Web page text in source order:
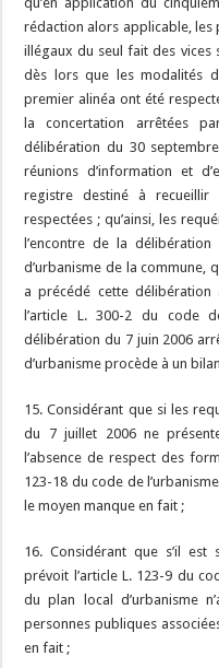
rédaction alors applicable, les
illégaux du seul fait des vices
dès lors que les modalités
premier alinéa ont été
la concertation arrêtées
délibération du 30
réunions d’information et
registre destiné à
respectées ; qu’ainsi, les
l’encontre de la
d’urbanisme de la commune,
a précédé cette délibération
l’article L. 300-2 du code
délibération du 7 juin 2006
d’urbanisme procède à un
15. Considérant que si les
du 7 juillet 2006 ne
l’absence de respect des
123-18 du code de
le moyen manque en fait ;
16. Considérant que s’il
prévoit l’article L. 123-9 du
du plan local d’urbanisme
personnes publiques
en fait ;